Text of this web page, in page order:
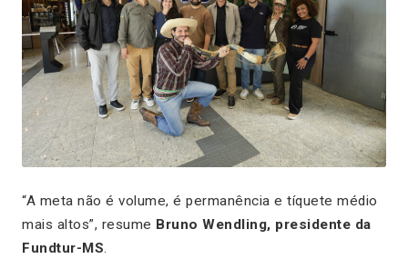
“A meta não é volume, é permanência e tíquete médio
mais altos”, resume Bruno Wendling, presidente da
Fundtur-MS.